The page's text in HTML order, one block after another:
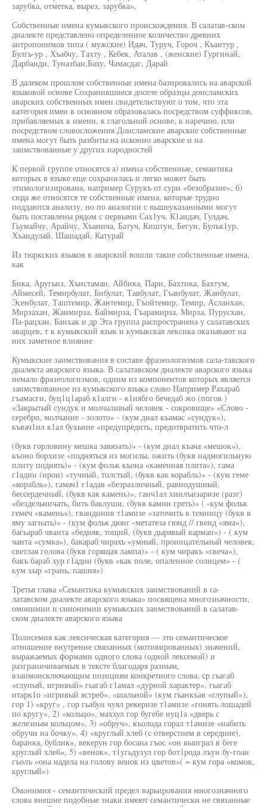
зарубка, отметка, вырез, зарубка»,
Собственные имена кумыкского происхождения. В салатав-ском
диалекте представлено определенное количество древних
антропонимов типа ( мужские) Идач, Туруч, Гороч , Къантур ,
Булгь-ур , Хъабчу, Тахту , Кебек, Аталав , (женские) Гургинай,
Дарбанди, Туназбан,Баху, Чамасдаг, Дарай
В далеком прошлом собственные имена базировались на аварской
языковой основе Сохранившиеся доселе образцы доисламских
аварских собственных имен свидетельствуют о том, что эта
категория имен в основном образовалась посредством суффиксов,
прибавляемых к имени, к глагольной основе, к наречию, или
посредством словосложения Доисламские аварские собственные
имена могут быть разбиты на исконно аварские и на
заимствованные у других народностей
К первой группе относятся а) имена собственные, семантика
которых в языке еще сохранилась и легко может быть
этимологизирована, например Сурукъ от сури «безобразие», б)
сюда же относятся те собственные имена, которые трудно
поддаются анализу, но по аналогии с вышеуказанными могут
быть поставлены рядом с первыми Сах1уч, К1андач, Гулдач,
Гьумайчу, Арайчу, Хъанича, Батуч, Киштун, Бегун, Булък1ур,
Хъандулай, Шашадай, Катурай
Из тюркских языков в аварский вошли такие собственные имена,
как
Бика, Аругьиз, Хъистаман, Айбика, Пари, Бахтика, Бахтум,
Аймесей, Темирбулат, Бибулат, Тавбулат, Гъанбулат, Жанбулат,
Эсенбулат, Таштемир, Жантемир, Гъойтемир, Темир, Асланхан,
Мирзахан, Жанмирза, Баймирза, Гъарамирза, Мирза, Пурусхан,
Па-рацхан, Баихак и др Эта группа распространена у салатавских
аварцев, т к кумыкский язык и кумыкская лексика оказывают на
них заметное влияние
Кумыкские заимствования в составе фразеологизмов сала-тавского
диалекта аварского языка. В салатавском диалекте аварского языка
немало фразеологизмов, одним из компонентов которых является
заимствованное из кумыкского языка слово Например Рахараб
гъамасги, буц1ц1араб к1алги - к1иябго бечедаб жо (погов )
«Закрытый сундук и молчаливый человек - сокровище» «Слово -
серебро, молчание - золото» - (кум диал къамас «сундук»),
къвач1ил к1ал бухьине «предупредить, предотвратить что-л
(букв горловину мешка завязать)» - (кум диал къача «мешок»),
къоно борхизе «подняться из могилы, ожить (букв надмогильную
плиту поднять)» - (кум фольк къона «каменная плита»), гама
г1адин (ирон) «тучный, толстый, (букв как корабль)» - (кум геме
«корабль»), гамач1 г1адав «безразличный, равнодушный,
бессердечный, (букв как камень)», ганч1ал хинлъизаризе (разг)
«бездельничать, бить баклуши, (букв камни греть)» ( -кум фольк
гемеч «камень»), гвандинив т1амизе «заточить в темницу (букв в
яму загнать)» - (кум фольк дюнг -метатеза гюнд // гвенд «яма»),
багьараб чванта «бедняк, тощий, (букв дырявый карман») - ( кум
чанта «сумка»), бакараб чирахъ «умный, проницательный человек,
светлая голова (букв горящая лампа)» - ( кум чиракъ «свеча»),
бакъ бараб хур г1адин (букв «как поле, опаленное солнцем» - (
кум хыр «грань, пашня»)
Третья глава «Семантика кумыкских заимствований в са-
латавском диалекте аварского языка» посвящена многозначности,
омонимии и синонимии кумыкских заимствований в салатав-
ском диалекте аварского языка
Полисемия как лексическая категория — это семантическое
отношение внутренне связанных (мотивированных) значений,
выражаемых формами одного слова (одной лексемой) и
разграничиваемых в тексте благодаря разным,
взаимоисключающим позициям конкретного слова, ср гьагаб
«глупый, игривый» гьагаб г1амал «дурной характер», гьагаб
итарк1о «игривый ястреб», «шальной» (кум гьанкъав «глупый»),
гор 1) «круг» , гор гьабун чуял рекеризе т1амизе «гонять лошадей
по кругу», 2) «кольцо», маххул гор бугебе нуц1а «дверь с
железным кольцом», 3) «обруч», къолода горал т1амизе «набить
обручи на бочку», 4) «круглый хлеб (с отверстием в середине),
баранка, бублик», векерун гор босана гъос «он выиграл в беге
круглый хлеб», 5) «венок», т1угьдузул гор бот1рода лъун бу-гоан
гъолъ «она надела на голову венок из цветов»( = кум гора «комок,
круглый»)
Омонимия - семантический предел варьирования многозначного
слова внешне подобные знаки имеют семантически не связанные